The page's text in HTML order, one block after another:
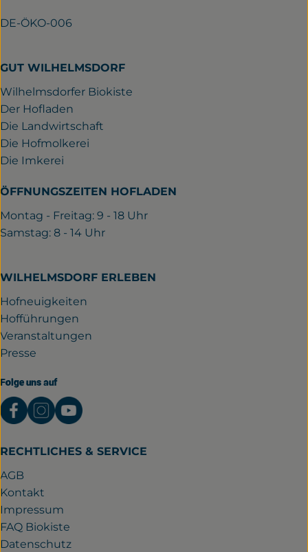
DE-ÖKO-006
GUT WILHELMSDORF
Wilhelmsdorfer Biokiste
Der Hofladen
Die Landwirtschaft
Die Hofmolkerei
Die Imkerei
ÖFFNUNGSZEITEN HOFLADEN
Montag - Freitag: 9 - 18 Uhr
Samstag: 8 - 14 Uhr
WILHELMSDORF ERLEBEN
Hofneuigkeiten
Hofführungen
Veranstaltungen
Presse
Folge uns auf
Externer Link zu https://www.facebook.com/
Externer Link zu https://
Externer Link zu https://
RECHTLICHES & SERVICE
AGB
Kontakt
Impressum
FAQ Biokiste
Datenschutz